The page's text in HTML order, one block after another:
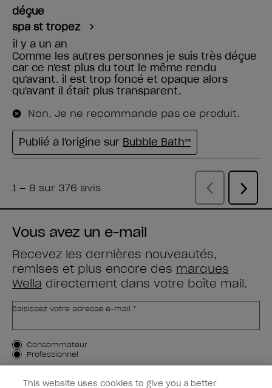
Vous avez un e-mail
Recevez les dernières nouveautés,
remises et plus encore des marques
Wella directement dans votre boîte mail.
Saisissez votre adresse e-mail *
Type de client
Consommateur
Professionnel
M'INSCRIRE
This website uses cookies to give you a better